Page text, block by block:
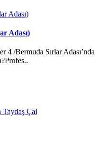
Adası)
4 /Bermuda Sırlar Adası’nda
Taydaş Çal